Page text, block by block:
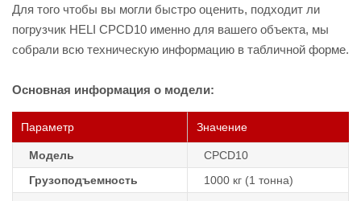
Для того чтобы вы могли быстро оценить, подходит ли
погрузчик HELI CPCD10 именно для вашего объекта, мы
собрали всю техническую информацию в табличной форме.
Основная информация о модели:
Параметр Значение
Модель
CPCD10
Грузоподъемность
1000 кг (1 тонна)